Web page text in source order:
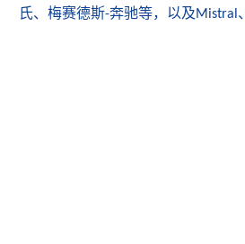
氏、梅赛德斯-奔驰等，以及Mistral 、